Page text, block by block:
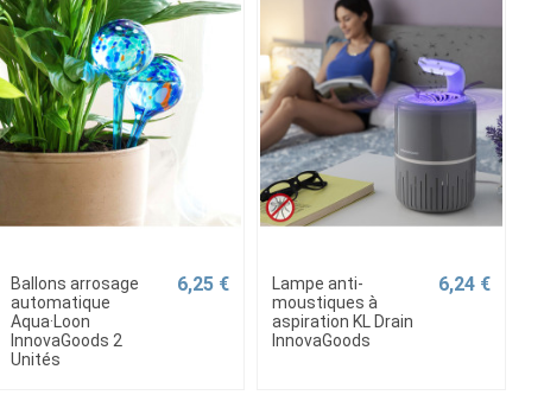
Ballons arrosage
automatique
Aqua·Loon
InnovaGoods 2
Unités
6,25 €
Lampe anti-
moustiques à
aspiration KL Drain
InnovaGoods
6,24 €